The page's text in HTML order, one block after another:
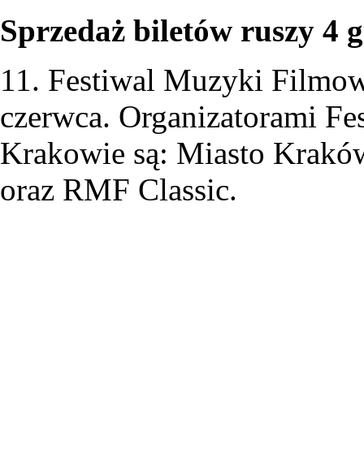
Sprzedaż biletów ruszy 4
11. Festiwal Muzyki
czerwca. Organizatorami
Krakowie są: Miasto
oraz RMF Classic.